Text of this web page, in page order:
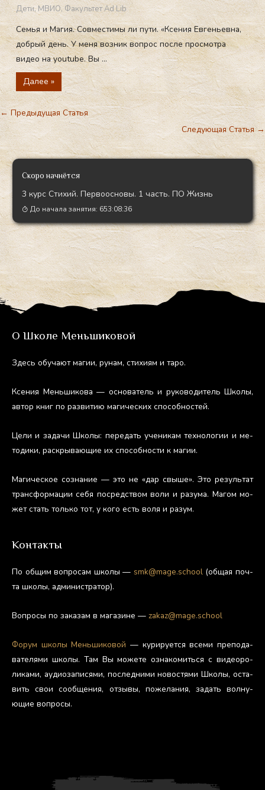
Дети, МВИО, Факультет Ad Lib
Семья и Магия. Совместимы ли пути. «Ксения Евгеньевна,
добрый день. У меня возник вопрос после просмотра
видео на youtube. Вы ...
Далее »
← Предыдущая Статья
Следующая Статья→
Скоро начнётся
3 курс Стихий. Первоосновы. 1 часть. ПО Жизнь
До начала занятия: 653:08:34
О Школе Меньшиковой
Здесь обу­ча­ют ма­гии, ру­нам, сти­хи­ям и та­ро.
Ксе­ния Мень­ши­кова — ос­но­ватель и ру­ково­дитель Шко­лы,
ав­тор книг по раз­ви­тию ма­гичес­ких спо­соб­ностей.
Це­ли и за­дачи Шко­лы: пе­редать уче­никам тех­но­логии и ме­
тоди­ки, рас­кры­ва­ющие их спо­соб­ности к ма­гии.
Ма­гичес­кое соз­на­ние — это не «дар свы­ше». Это ре­зуль­тат
тран­сфор­ма­ции се­бя пос­редс­твом во­ли и ра­зума. Ма­гом мо­
жет стать толь­ко тот, у ко­го есть во­ля и ра­зум.
Контакты
По об­щим воп­ро­сам шко­лы — smk@mage.school(об­щая поч­
та шко­лы, ад­ми­нис­тра­тор).
Воп­ро­сы по за­казам в ма­гази­не — zakaz@mage.school
Фо­рум шко­лы Мень­ши­ковой — ку­риру­ет­ся все­ми пре­пода­
вате­лями шко­лы. Там Вы мо­жете оз­на­комить­ся с ви­де­оро­
лика­ми, а­уди­оза­пися­ми, пос­ледни­ми но­вос­тя­ми Шко­лы, ос­та­
вить свои со­об­ще­ния, от­зы­вы, по­жела­ния, за­дать вол­ну­
ющие воп­ро­сы.